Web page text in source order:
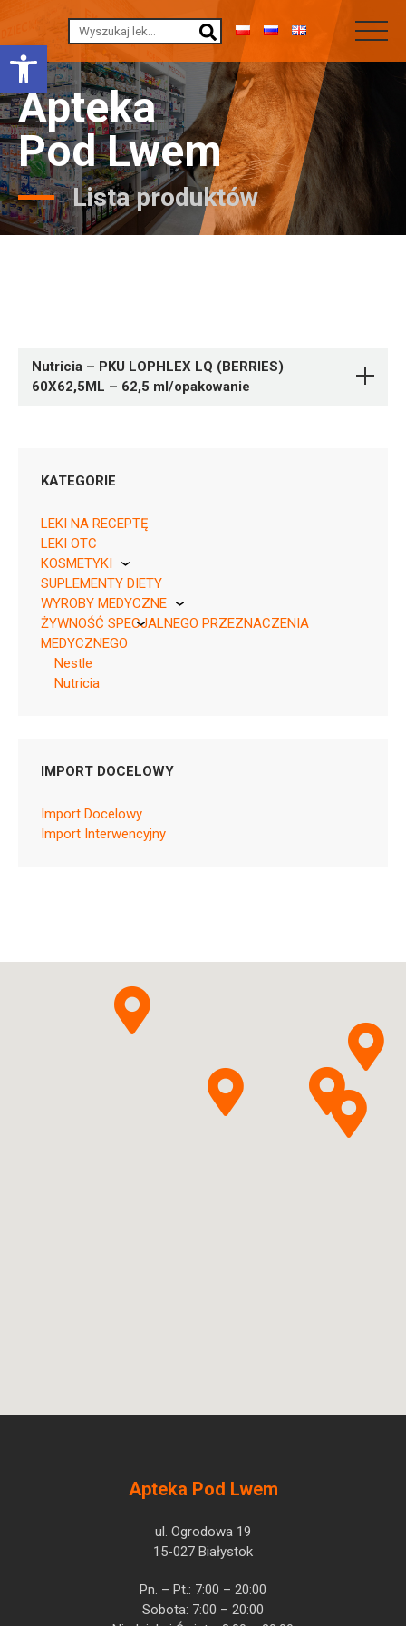
Otwórz pasek narzędzi
Apteka
Pod Lwem
Lista produktów
Nutricia – PKU LOPHLEX LQ (BERRIES)
60X62,5ML – 62,5 ml/opakowanie
KATEGORIE
LEKI NA RECEPTĘ
LEKI OTC
KOSMETYKI
Pierre Fabre
SUPLEMENTY DIETY
WYROBY MEDYCZNE
KikGel
ŻYWNOŚĆ SPECJALNEGO PRZEZNACZENIA
MEDYCZNEGO
Nestle
Nutricia
IMPORT DOCELOWY
Import Docelowy
Import Interwencyjny
Apteka Pod Lwem
ul. Ogrodowa 19
15-027 Białystok
Pn. – Pt.: 7:00 – 20:00
Sobota: 7:00 – 20:00